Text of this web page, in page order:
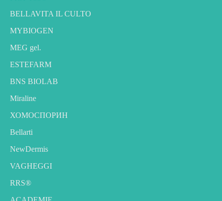
BELLAVITA IL CULTO
MYBIOGEN
MEG gel.
ESTEFARM
BNS BIOLAB
Miraline
ХОМОСПОРИН
Bellarti
NewDermis
VAGHEGGI
RRS®